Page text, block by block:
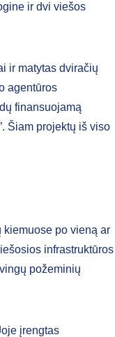
ir dvi viešos
ir matytas dviračių
agentūros
finansuojamą
Šiam projektų iš viso
po vieną ar
infrastruktūros
požeminių
įrengtas